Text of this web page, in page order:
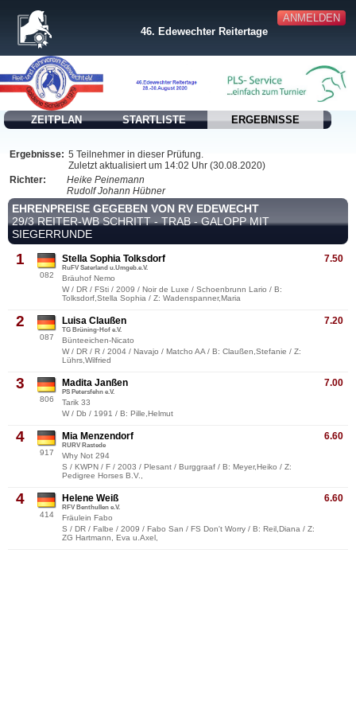
ANMELDEN
46. Edewechter Reitertage
ZEITPLAN STARTLISTE ERGEBNISSE
Ergebnisse: 5 Teilnehmer in dieser Prüfung.
Zuletzt aktualisiert um 14:02 Uhr (30.08.2020)
Richter:
Heike Peinemann
Rudolf Johann Hübner
EHRENPREISE GEGEBEN VON RV EDEWECHT
29/3 REITER-WB SCHRITT - TRAB - GALOPP MIT
SIEGERRUNDE
1
082
7.50
Stella Sophia Tolksdorf
RuFV Saterland u.Umgeb.e.V.
Bräuhof Nemo
W / DR / FSti / 2009 / Noir de Luxe / Schoenbrunn Lario / B:
Tolksdorf,Stella Sophia / Z: Wadenspanner,Maria
2
087
7.20
Luisa Claußen
TG Brüning-Hof e.V.
Bünteeichen-Nicato
W / DR / R / 2004 / Navajo / Matcho AA / B: Claußen,Stefanie / Z:
Lührs,Wilfried
3
806
7.00
Madita Janßen
PS Petersfehn e.V.
Tarik 33
W / Db / 1991 / B: Pille,Helmut
4
917
6.60
Mia Menzendorf
RURV Rastede
Why Not 294
S / KWPN / F / 2003 / Plesant / Burggraaf / B: Meyer,Heiko / Z:
Pedigree Horses B.V.,
4
414
6.60
Helene Weiß
RFV Benthullen e.V.
Fräulein Fabo
S / DR / Falbe / 2009 / Fabo San / FS Don't Worry / B: Reil,Diana / Z:
ZG Hartmann, Eva u.Axel,